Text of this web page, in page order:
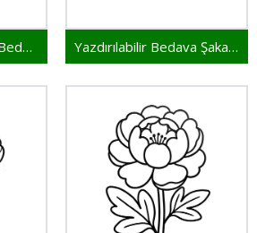
Yazdırılabilir Şakayık Bedava Yazdırılabilir Bedava Şakayık